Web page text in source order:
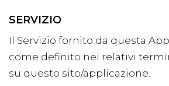
SERVIZIO
Il Servizio fornito da questa
come definito nei relativi
su questo sito/applicazione.